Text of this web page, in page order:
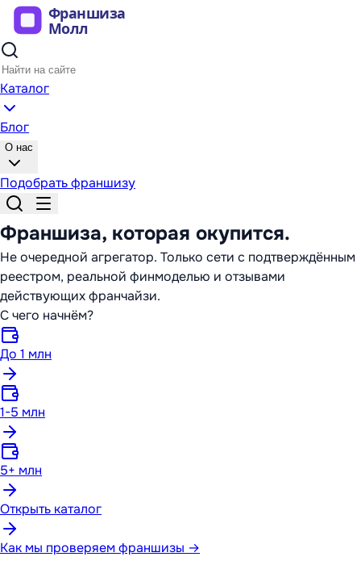
Каталог
Блог
О нас
Подобрать франшизу
Франшиза, которая окупится.
Не очередной агрегатор. Только сети с подтверждённым
реестром, реальной финмоделью и отзывами
действующих франчайзи.
С чего начнём?
До 1 млн
1-5 млн
5+ млн
Открыть каталог
Как мы проверяем франшизы →